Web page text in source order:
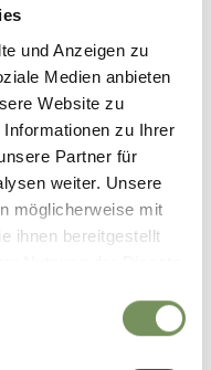
und Anzeigen zu
Medien anbieten
Website zu
zu Ihrer
Partner für
weiter. Unsere
möglicherweise mit
ihnen bereitgestellt